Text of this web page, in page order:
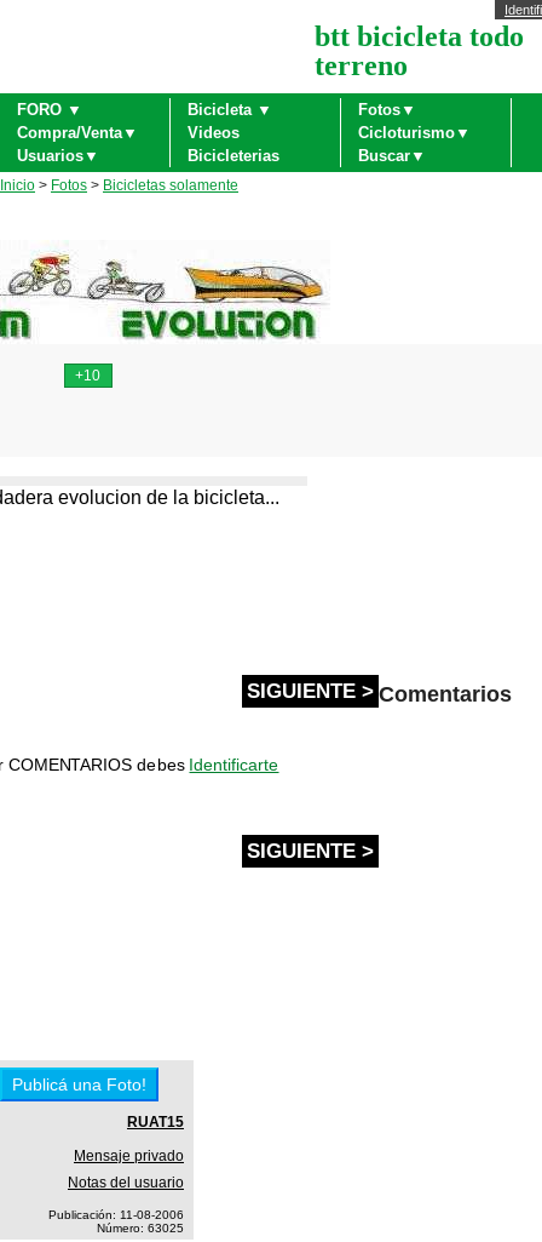
btt bicicleta todo
terreno
FORO ▼ Bicicleta ▼
Fotos▼
Compra/Venta▼
Videos
Cicloturismo▼
Usuarios▼
Bicicleterias Buscar▼
Inicio > Fotos > Bicicletas solamente
evolucion de la bicicleta...
SIGUIENTE > Comentarios
COMENTARIOS debes Identificarte
SIGUIENTE >
RUAT15
Mensaje privado
Notas del usuario
Publicación: 11-08-2006
Número: 63025